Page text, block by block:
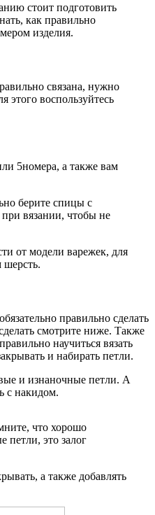
стоит подготовить
как правильно
изделия.
связана, нужно
этого воспользуйтесь
5номера, а также вам
берите спицы с
вязании, чтобы не
от модели варежек, для
шерсть.
правильно сделать
смотрите ниже. Также
научиться вязать
и набирать петли.
и изнаночные петли. А
с накидом.
что хорошо
петли, это залог
а также добавлять